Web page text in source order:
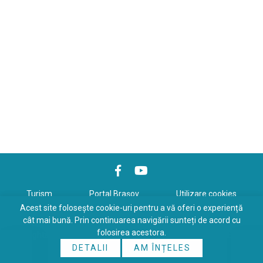
Turism Portal Braşov Utilizare cookies
Politică de confidenţialitate
Copyrights © 2026 All Rights Reserved. Powered by
Online
Acest site folosește cookie-uri pentru a vă oferi o experiență
cât mai bună. Prin continuarea navigării sunteți de acord cu
folosirea acestora.
DETALII
AM ÎNȚELES